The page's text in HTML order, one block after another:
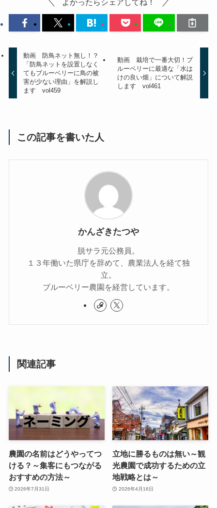
よかったらシェアしてね！
動画 防鳥ネット無し！？
「防鳥ネットを設置しなく
てもブルーベリーに鳥の被
害が少ない理由」を解説し
ます vol459
動画 栽培で一番大切！ブ
ルーベリーに最適な「水は
けの良い畑」について解説
します vol461
この記事を書いた人
かんざきたつや
脱サラ元公務員。
１３年働いた県庁を辞めて、農業法人を経て独
立。
ブルーベリー農園を経営しています。
関連記事
農園の名前はどうやってつ
ける？～集客にもつながる
おすすめの方法～
2026年7月31日
立地に勝るものは無い～観
光農園で成功するための立
地戦略とは～
2026年4月16日